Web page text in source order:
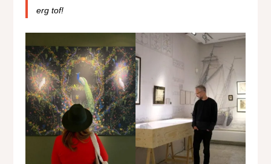
erg tof!